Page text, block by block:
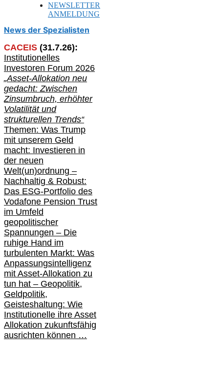
NEWSLETTER
ANMELDUNG
News der Spezialisten
CACEIS (31.7.26):
Institutionelles
Investoren Forum 2026
„Asset-Allokation neu
gedacht: Zwischen
Zinsumbruch, erhöhter
Volatilität und
strukturellen Trends“
Themen: Was Trump
mit unserem Geld
macht: Investieren in
der neuen
Welt(un)ordnung –
Nachhaltig & Robust:
Das ESG-Portfolio des
Vodafone Pension Trust
im Umfeld
geopolitischer
Spannungen – Die
ruhige Hand im
turbulenten Markt: Was
Anpassungsintelligenz
mit Asset-Allokation zu
tun hat – Geopolitik,
Geldpolitik,
Geisteshaltung: Wie
Institutionelle ihre Asset
Allokation zukunftsfähig
ausrichten können …